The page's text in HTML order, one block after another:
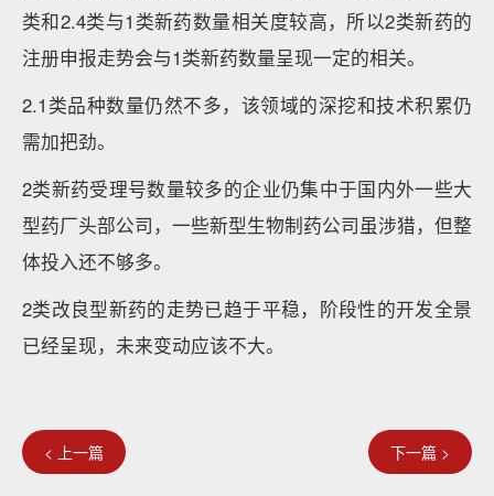
类和2.4类与1类新药数量相关度较高，所以2类新药的
注册申报走势会与1类新药数量呈现一定的相关。
2.1类品种数量仍然不多，该领域的深挖和技术积累仍
需加把劲。
2类新药受理号数量较多的企业仍集中于国内外一些大
型药厂头部公司，一些新型生物制药公司虽涉猎，但整
体投入还不够多。
2类改良型新药的走势已趋于平稳，阶段性的开发全景
已经呈现，未来变动应该不大。
< 上一篇 下一篇 >